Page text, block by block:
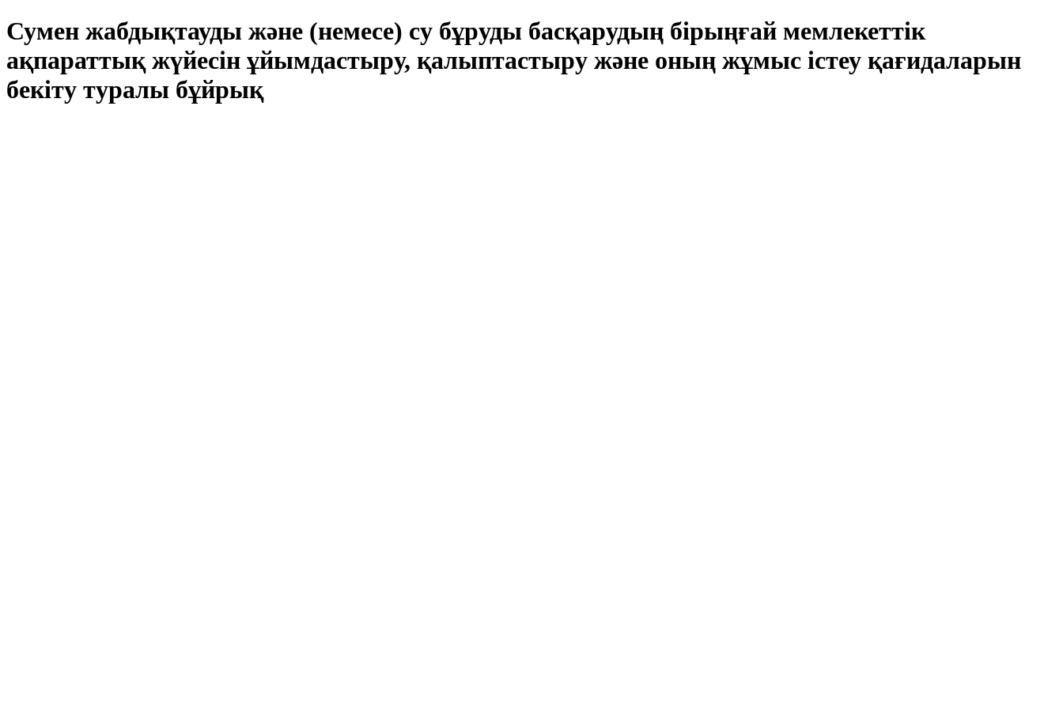
Сумен жабдықтауды және (немесе) су бұруды басқарудың бірыңғай мемлекеттік
ақпараттық жүйесін ұйымдастыру, қалыптастыру және оның жұмыс істеу қағидаларын
бекіту туралы бұйрық